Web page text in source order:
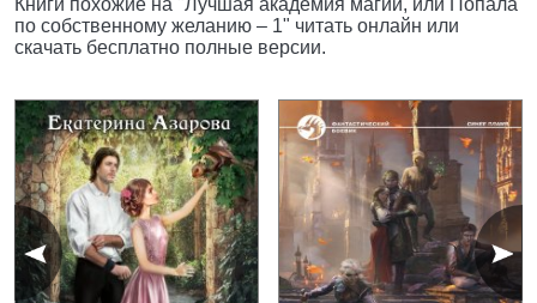
Книги похожие на "Лучшая академия магии, или Попала
по собственному желанию – 1" читать онлайн или
скачать бесплатно полные версии.